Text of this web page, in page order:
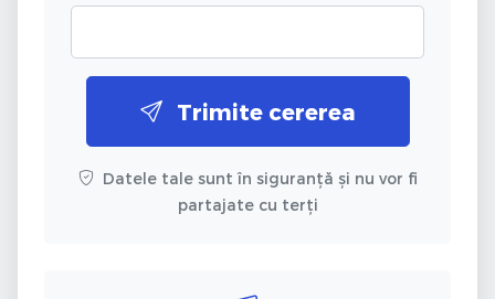
Trimite cererea
Datele tale sunt în siguranță și nu vor fi
partajate cu terți